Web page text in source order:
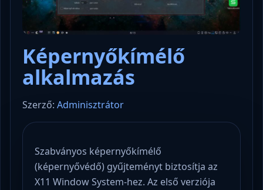
Képernyőkímélő
alkalmazás
Szerző: Adminisztrátor
Szabványos képernyőkímélő
(képernyővédő) gyűjteményt biztosítja az
X11 Window System-hez. Az első verziója